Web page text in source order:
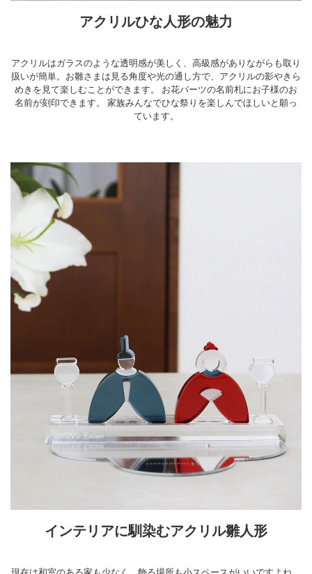
アクリルひな人形の魅力
アクリルはガラスのような透明感が美しく、高級感がありながらも取り
扱いが簡単。お雛さまは見る角度や光の通し方で、アクリルの影やきら
めきを見て楽しむことができます。 お花パーツの名前札にお子様のお
名前が刻印できます。 家族みんなでひな祭りを楽しんでほしいと願っ
ています。
インテリアに馴染むアクリル雛人形